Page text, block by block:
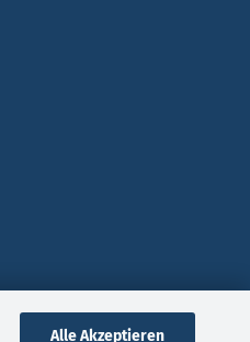
Alle Akzeptieren